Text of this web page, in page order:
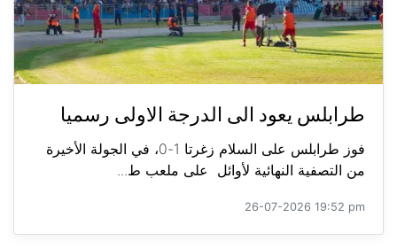
طرابلس يعود الى الدرجة الاولى رسميا
فوز طرابلس على السلام زغرتا 1-0، في الجولة الأخيرة
من التصفية النهائية لأوائل على ملعب ط...
26-07-2026 19:52 pm